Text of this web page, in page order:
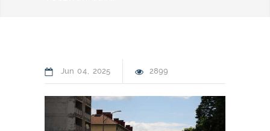
Jun 04 2025 2899